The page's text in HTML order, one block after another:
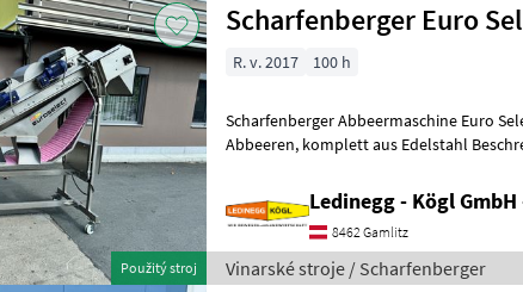
Použitý stroj
Scharfenberger Euro
R. v. 2017 100 h
Scharfenberger Abbeermaschine Euro
Abbeeren, komplett aus Edelstahl Beschreibung: Die Scharfenberger
Ledinegg - Kögl
8462 Gamlitz
Vinarské stroje / Scharfenberger